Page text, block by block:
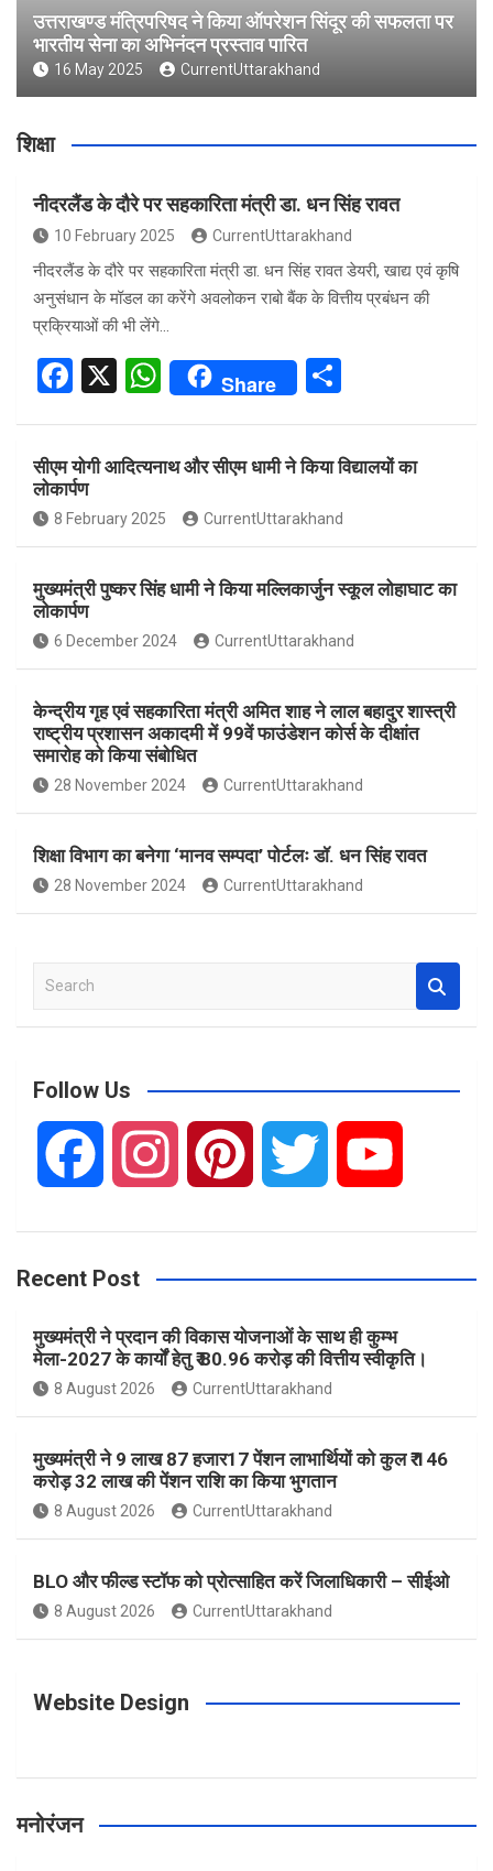
उत्तराखण्ड मंत्रिपरिषद ने किया ऑपरेशन सिंदूर की सफलता पर
भारतीय सेना का अभिनंदन प्रस्ताव पारित
16 May 2025 CurrentUttarakhand
शिक्षा
नीदरलैंड के दौरे पर सहकारिता मंत्री डा. धन सिंह रावत
10 February 2025 CurrentUttarakhand
नीदरलैंड के दौरे पर सहकारिता मंत्री डा. धन सिंह रावत डेयरी, खाद्य एवं कृषि
अनुसंधान के मॉडल का करेंगे अवलोकन राबो बैंक के वित्तीय प्रबंधन की
प्रक्रियाओं की भी लेंगे…
F
ce
b
o
o
k
X
W
s
A
p
p
Share
ar
e
सीएम योगी आदित्यनाथ और सीएम धामी ने किया विद्यालयों का
लोकार्पण
8 February 2025 CurrentUttarakhand
मुख्यमंत्री पुष्कर सिंह धामी ने किया मल्लिकार्जुन स्कूल लोहाघाट का
लोकार्पण
6 December 2024 CurrentUttarakhand
केन्द्रीय गृह एवं सहकारिता मंत्री अमित शाह ने लाल बहादुर शास्त्री
राष्ट्रीय प्रशासन अकादमी में 99वें फाउंडेशन कोर्स के दीक्षांत
समारोह को किया संबोधित
28 November 2024 CurrentUttarakhand
शिक्षा विभाग का बनेगा ‘मानव सम्पदा’ पोर्टलः डॉ. धन सिंह रावत
28 November 2024 CurrentUttarakhand
a
c
Follow Us
c
e
b
o
k
s
t
a
g
a
n
t
e
r
s
i
t
t
e
u
T
u
Recent Post
मुख्यमंत्री ने प्रदान की विकास योजनाओं के साथ ही कुम्भ
मेला-2027 के कार्यों हेतु ₹ 80.96 करोड़ की वित्तीय स्वीकृति।
8 August 2026 CurrentUttarakhand
मुख्यमंत्री ने 9 लाख 87 हजार17 पेंशन लाभार्थियों को कुल ₹ 146
करोड़ 32 लाख की पेंशन राशि का किया भुगतान
8 August 2026 CurrentUttarakhand
BLO और फील्ड स्टॉफ को प्रोत्साहित करें जिलाधिकारी – सीईओ
8 August 2026 CurrentUttarakhand
Website Design
मनोरंजन